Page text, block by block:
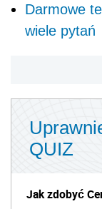
Darmowe
wiele pytań
QUIZ
Jak zdobyć